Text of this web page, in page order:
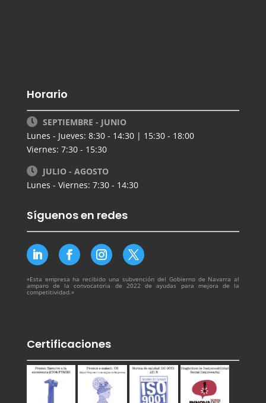
Horario
SEPTIEMBRE - JUNIO
Lunes - Jueves: 8:30 - 14:30 | 15:30 - 18:00
Viernes: 7:30 - 15:30
JULIO - AGOSTO
Lunes - Viernes: 7:30 - 14:30
Síguenos en redes
«Esta empresa ha recibido una subvención del Gobierno de Navarra al
amparo de la convocatoria de 2022 de ayudas para mejora de la
competitividad.»
Certificaciones